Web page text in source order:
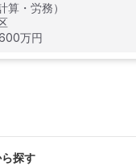
算・労務）
万円
探す